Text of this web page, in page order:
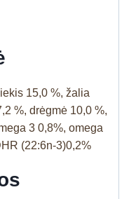
15,0 %, žalia
%, drėgmė 10,0 %,
3 0,8%, omega
(22:6n-3)0,2%